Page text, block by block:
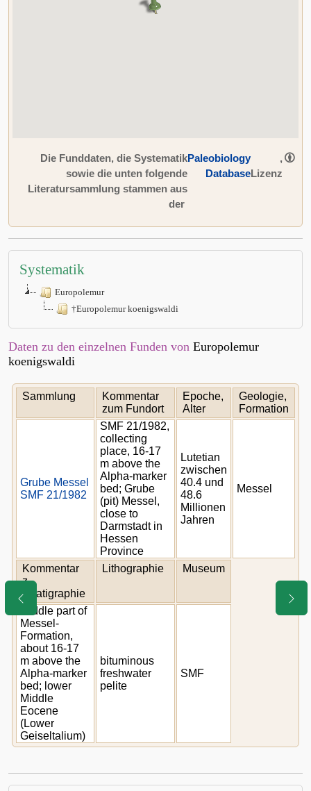
Die Funddaten, die Systematik
sowie die unten folgende
Literatursammlung stammen aus
der
Paleobiology
Database
,
Lizenz
Systematik
Europolemur
†Europolemur koenigswaldi
Daten zu den einzelnen Funden von Europolemur
koenigswaldi
Sammlung
Kommentar
zum Fundort
Epoche,
Alter
Geologie,
Formation
Grube Messel
SMF 21/1982
SMF 21/1982,
collecting
place, 16-17
m above the
Alpha-marker
bed; Grube
(pit) Messel,
close to
Darmstadt in
Hessen
Province
Lutetian
zwischen
40.4 und
48.6
Millionen
Jahren
Messel
Kommentar
z.
Stratigraphie
Lithographie Museum
Middle part of
Messel-
Formation,
about 16-17
m above the
Alpha-marker
bed; lower
Middle
Eocene
(Lower
Geiseltalium)
bituminous
freshwater
pelite
SMF